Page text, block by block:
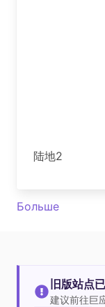
陆地2
Больше
旧版站点
建议前往巨